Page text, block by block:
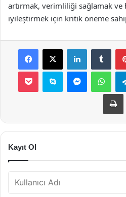
artırmak, verimliliği sağlamak ve
iyileştirmek için kritik öneme
Facebook
X LinkedIn
Pocket Skype Messenger
Kayıt Ol